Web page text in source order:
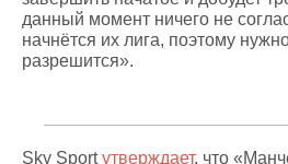
данный момент ничего не
начнётся их лига, поэтому
разрешится».
Sky Sportутверждает, что